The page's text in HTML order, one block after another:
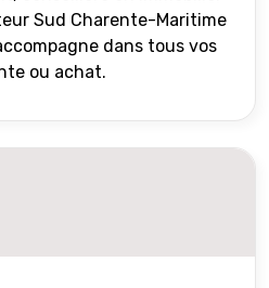
Sud Charente-Maritime
dans tous vos
ou achat.